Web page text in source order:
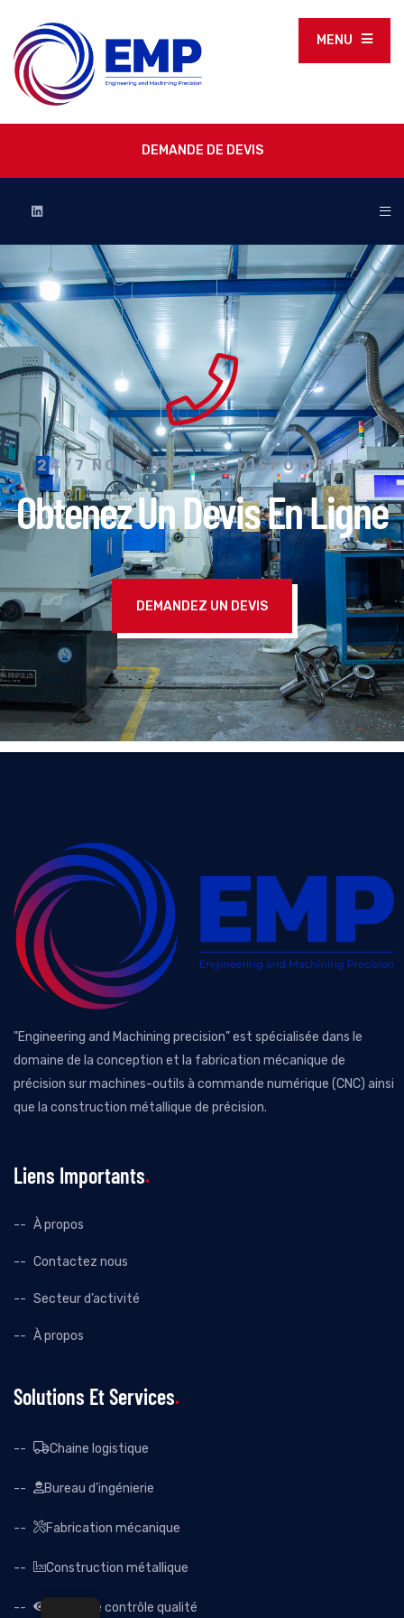
MENU
DEMANDE DE DEVIS
24/7 NOUS SOMMES DISPONIBLES
Obtenez Un Devis En Ligne
DEMANDEZ UN DEVIS
"Engineering and Machining precision" est spécialisée dans le
domaine de la conception et la fabrication mécanique de
précision sur machines-outils à commande numérique (CNC) ainsi
que la construction métallique de précision.
Liens Importants
À propos
Contactez nous
Secteur d’activité
À propos
Solutions Et Services
Chaine logistique
Bureau d’ingénierie
Fabrication mécanique
Construction métallique
Système contrôle qualité